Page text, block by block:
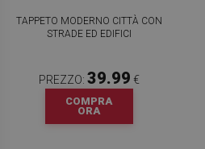
TAPPETO MODERNO CITTÀ CON
STRADE ED EDIFICI
PREZZO: 39.99 €
COMPRA
ORA